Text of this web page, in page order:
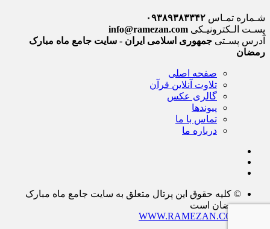
شـماره تمـاس ۰۹۳۸۹۳۸۳۳۴۲
پسـت الـکترونیـکی info@ramezan.com
آدرس پسـتی جمهوری اسلامی ایران - سایت جامع ماه مبارک
رمضان
صفحه اصلی
تلاوت آنلاین قرآن
گالری عکس
پیوندها
تماس با ما
درباره ما
© کلیه حقوق این پرتال متعلق به سایت جامع ماه مبارک
رمضان است
WWW.RAMEZAN.COM